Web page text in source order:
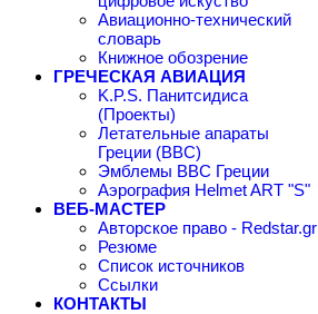
Авиационно-технический
словарь
Книжное обозрение
ГРЕЧЕСКАЯ АВИАЦИЯ
K.P.S. Панитсидиса
(Проекты)
Летательные апараты
Греции (ВВС)
Эмблемы ВВС Греции
Аэрография Helmet ART "S"
ВЕБ-МАСТЕР
Авторское право - Redstar.gr
Резюме
Список источников
Ссылки
КОНТАКТЫ